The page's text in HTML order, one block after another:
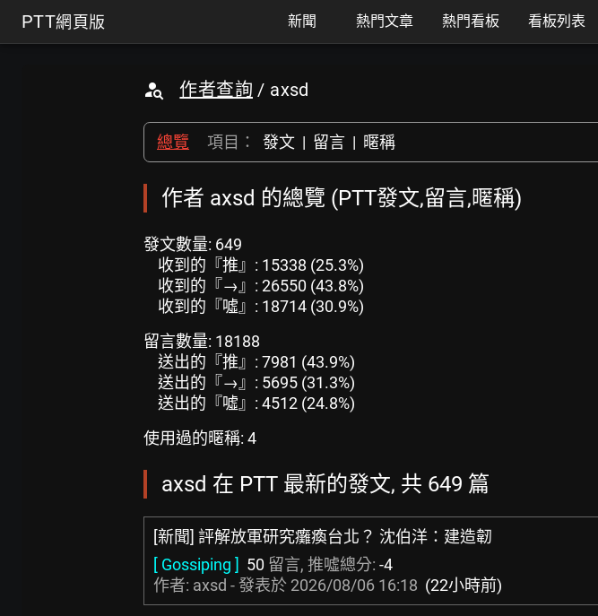
PTT網頁版 新聞 熱門文章 熱門看板 看板列表
作者查詢 / axsd
總覽 項目： 發文 | 留言 | 暱稱
作者 axsd 的總覽 (PTT發文,留言,暱稱)
發文數量: 649
收到的『推』: 15338 (25.3%)
收到的『→』: 26550 (43.8%)
收到的『噓』: 18714 (30.9%)
留言數量: 18188
送出的『推』: 7981 (43.9%)
送出的『→』: 5695 (31.3%)
送出的『噓』: 4512 (24.8%)
使用過的暱稱: 4
axsd 在 PTT 最新的發文, 共 649 篇
[新聞] 評解放軍研究癱瘓台北？ 沈伯洋：建造韌
[ Gossiping ] 50 留言, 推噓總分: -4
作者: axsd - 發表於 2026/08/06 16:18 (22小時前)